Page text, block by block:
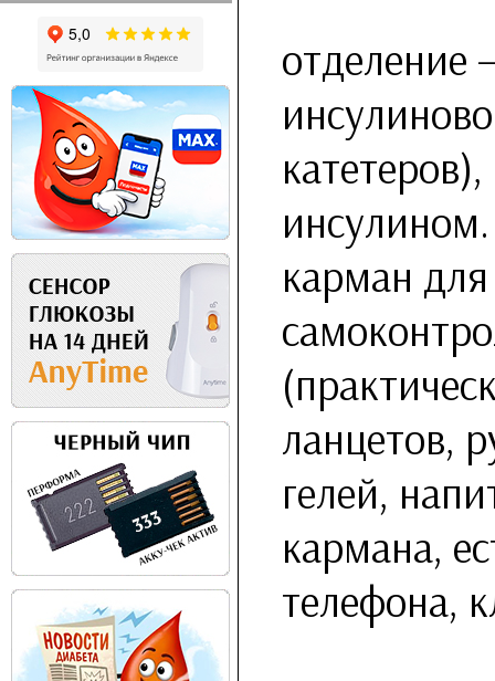
отделение
карман
ланцетов,
гелей,
кармана,
телефона,